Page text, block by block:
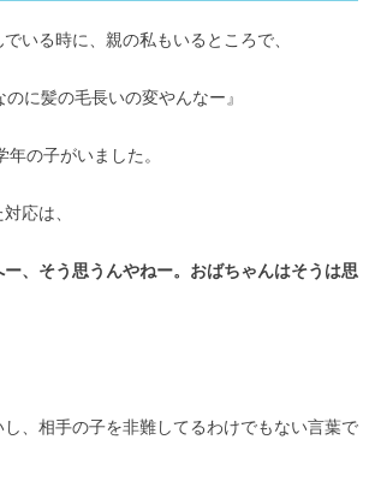
いる時に、親の私もいるところで、
に髪の毛長いの変やんなー』
の子がいました。
応は、
、そう思うんやねー。おばちゃんはそうは思
、相手の子を非難してるわけでもない言葉で